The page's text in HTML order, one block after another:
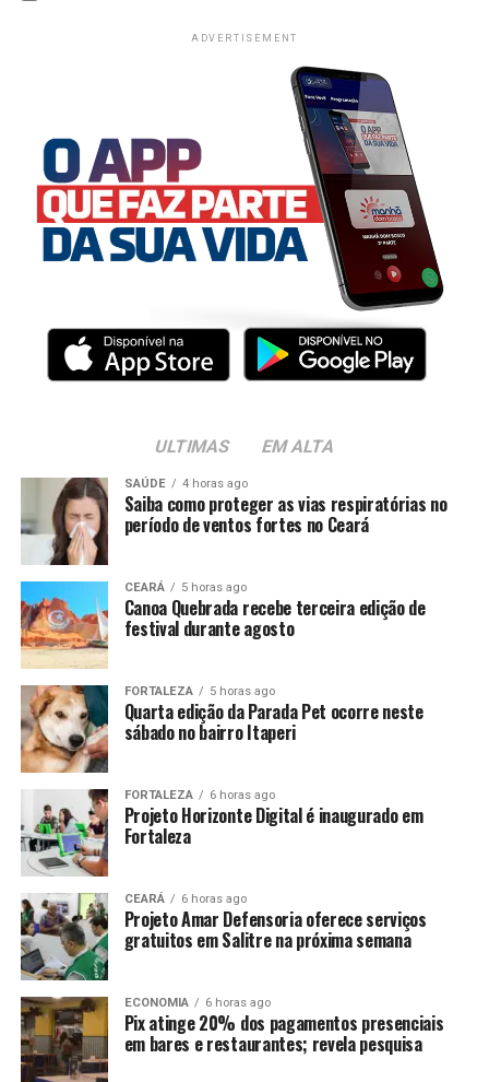
ADVERTISEMENT
ULTIMAS EM ALTA
SAÚDE 4 horas ago
Saiba como proteger as vias respiratórias no
período de ventos fortes no Ceará
CEARÁ 5 horas ago
Canoa Quebrada recebe terceira edição de
festival durante agosto
FORTALEZA 5 horas ago
Quarta edição da Parada Pet ocorre neste
sábado no bairro Itaperi
FORTALEZA 6 horas ago
Projeto Horizonte Digital é inaugurado em
Fortaleza
CEARÁ 6 horas ago
Projeto Amar Defensoria oferece serviços
gratuitos em Salitre na próxima semana
ECONOMIA 6 horas ago
Pix atinge 20% dos pagamentos presenciais
em bares e restaurantes; revela pesquisa